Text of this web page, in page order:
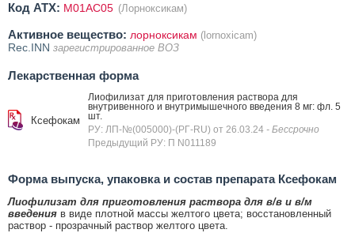
Код ATX: M01AC05 (Лорноксикам)
Активное вещество: лорноксикам (lornoxicam)
Rec.INN зарегистрированное ВОЗ
Лекарственная форма
Ксефокам
Лиофилизат для приготовления раствора для
внутривенного и внутримышечного введения 8 мг: фл. 5
шт.
РУ: ЛП-№(005000)-(РГ-RU) от 26.03.24 - Бессрочно
Предыдущий РУ: П N011189
Форма выпуска, упаковка и состав препарата Ксефокам
Лиофилизат для приготовления раствора для в/в и в/м
введения в виде плотной массы желтого цвета; восстановленный
раствор - прозрачный раствор желтого цвета.